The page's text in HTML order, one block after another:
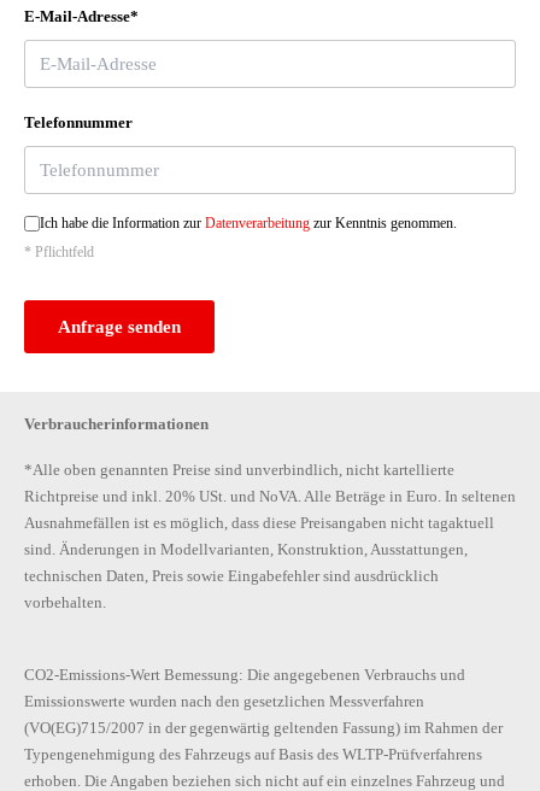
E-Mail-Adresse*
Telefonnummer
Ich habe die Information zur Datenverarbeitung zur Kenntnis genommen.
* Pflichtfeld
Anfrage senden
Verbraucherinformationen
*Alle oben genannten Preise sind unverbindlich, nicht kartellierte
Richtpreise und inkl. 20% USt. und NoVA. Alle Beträge in Euro. In seltenen
Ausnahmefällen ist es möglich, dass diese Preisangaben nicht tagaktuell
sind. Änderungen in Modellvarianten, Konstruktion, Ausstattungen,
technischen Daten, Preis sowie Eingabefehler sind ausdrücklich
vorbehalten.
CO2-Emissions-Wert Bemessung: Die angegebenen Verbrauchs und
Emissionswerte wurden nach den gesetzlichen Messverfahren
(VO(EG)715/2007 in der gegenwärtig geltenden Fassung) im Rahmen der
Typengenehmigung des Fahrzeugs auf Basis des WLTP-Prüfverfahrens
erhoben. Die Angaben beziehen sich nicht auf ein einzelnes Fahrzeug und